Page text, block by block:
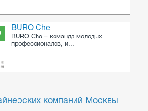
BURO Che
BURO Che – команда молодых
профессионалов, и...
компаний Москвы